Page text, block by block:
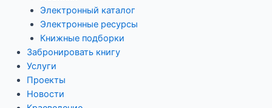
Электронный каталог
Электронные ресурсы
Книжные подборки
Забронировать книгу
Услуги
Проекты
Новости